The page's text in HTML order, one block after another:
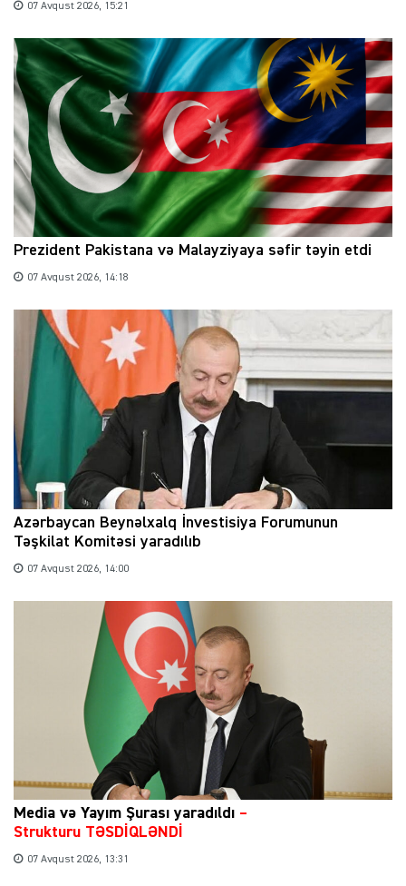
07 Avqust 2026, 15:21
Prezident Pakistana və Malayziyaya səfir təyin etdi
07 Avqust 2026, 14:18
Azərbaycan Beynəlxalq İnvestisiya Forumunun
Təşkilat Komitəsi yaradılıb
07 Avqust 2026, 14:00
Media və Yayım Şurası yaradıldı –
Strukturu TƏSDİQLƏNDİ
07 Avqust 2026, 13:31